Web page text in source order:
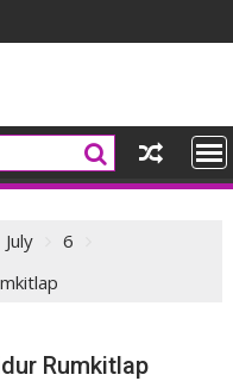
July
6
Rumkitlap